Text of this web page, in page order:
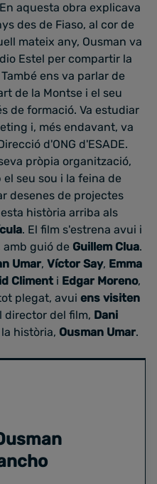
aquesta obra explicava
des de Fiaso, al cor de
mateix any, Ousman va
Estel per compartir la
ens va parlar de
de la Montse i el seu
de formació. Va estudiar
i, més endavant, va
d'ONG d'ESADE.
pròpia organització,
el seu sou i la feina de
desenes de projectes
història arriba als
. El film s'estrena avui i
amb guió de Guillem Clua.
Umar, Víctor Say, Emma
Climent i Edgar Moreno,
plegat, avui ens visiten
director del film, Dani
història, Ousman Umar.